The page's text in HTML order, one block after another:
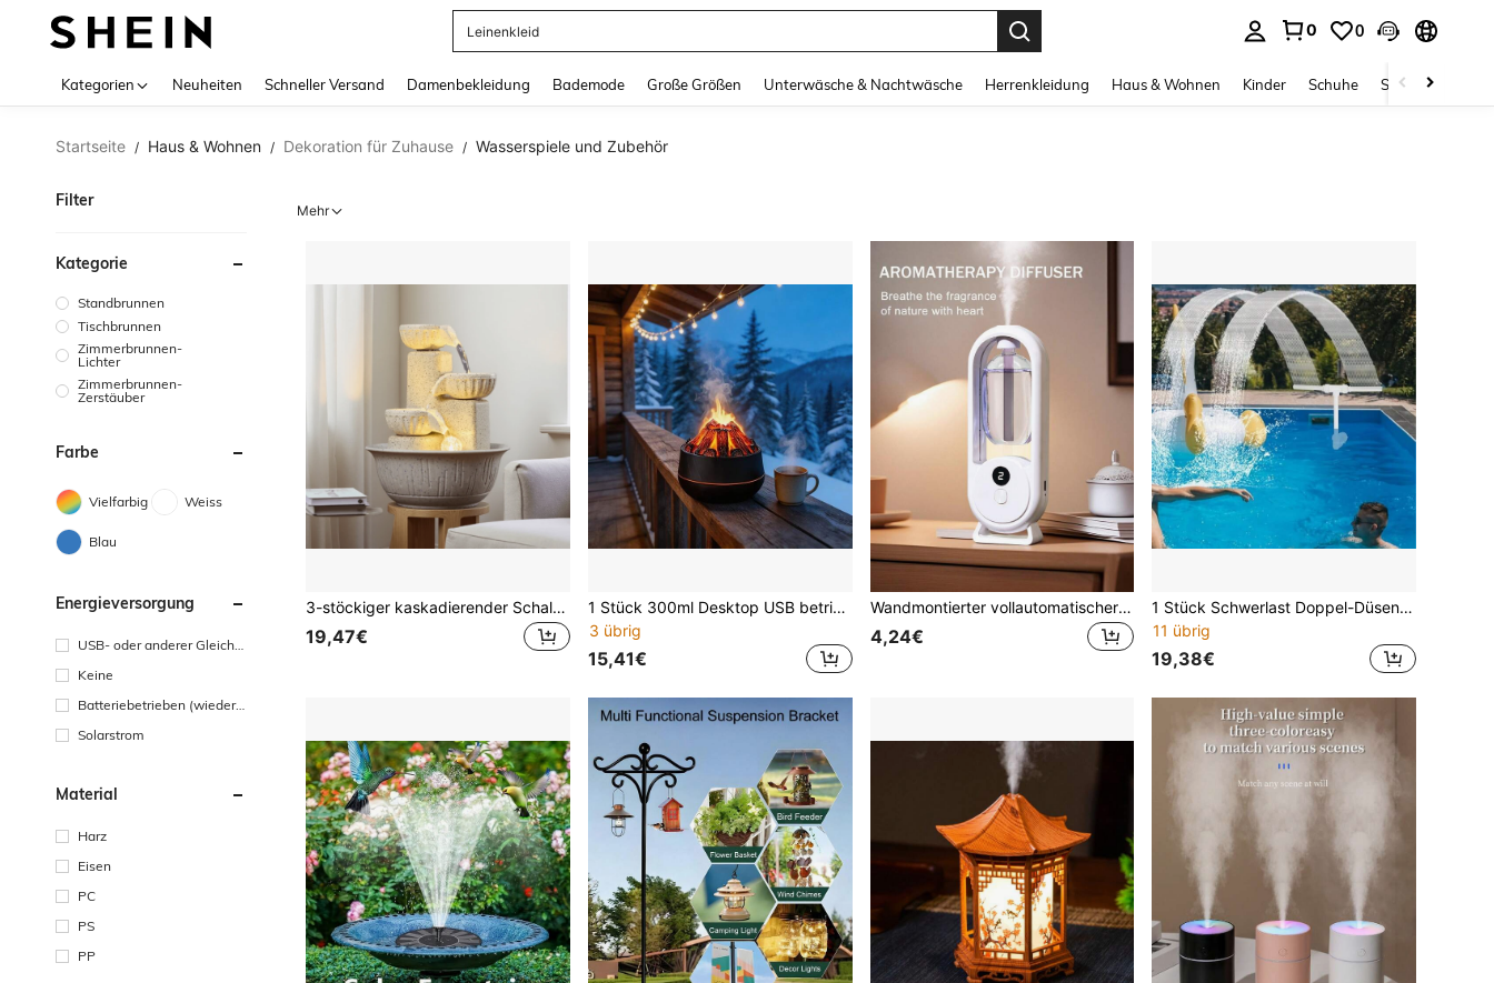
Sommertops
0 0
Kategorien Neuheiten Schneller Versand Damenbekleidung Bademode Große Größen Unterwäsche & Nachtwäsche Herrenkleidung Haus & Wohnen Kinder Schuhe Schmuck &
Startseite / Haus & Wohnen / Dekoration für Zuhause / Wasserspiele und Zubehör
Filter
Kategorie
Standbrunnen
Tischbrunnen
Zimmerbrunnen-
Lichter
Zimmerbrunnen-
Zerstäuber
Farbe
Vielfarbig Weiss
Blau
Energieversorgung
USB- oder anderer Gleichst
Keine
Batteriebetrieben (wiedera
Solarstrom
Material
Harz
Eisen
PC
PS
PP
Mehr
3-stöckiger kaskadierender Schalen-Tischbrunnen mit LED-Kristallkugellicht, 2 Größen, Harz-PVC-Innenwasserfall-Dekoration, modernes chinesisches Zen-Feng-Shui-Ornament für Schreibtisch, Schlafzimmer, Yogaraum, entspannendes Meditations-Einweihungsgeschenk
19,47€
1 Stück 300ml Desktop USB betriebener realistischer Holzkohle-Flammen-Luftbefeuchter, ultraleiser Aroma-Diffuser mit optionalen ätherischen Ölen, Holzmaserung-Basis & atmende LED-Nachtbeleuchtung
3 übrig
15,41€
Wandmontierter vollautomatischer Aroma-Diffuser, Hotel-Zeitgesteuerter Duftnebelverteiler, Badezimmer-Lufterfrischer & Raumduft für Zuhause, Büro, Schlafzimmer, Wohnzimmer. Leiser Betrieb, wiederaufladbar, automatische Abschaltung, 5 Betriebsmodi, 6 ätherische Öle zur Auswahl, weißes Gehäuse mit farbiger Stimmungsbeleuchtung. Nachfüllbare Flasche für Wasser, Öle & Insektenabwehr. Für Outdoor, Garten, Wohndekoration.
4,24€
1 Stück Schwerlast Doppel-Düsen Poolbrunnen, verstellbarer Hochdruck-Wassersprühstrahl, UV-beständiges Kunststoffmaterial, geeignet für langfristige Außennutzung, Pool- und Gartenlandschaftsdekoration
11 übrig
19,38€